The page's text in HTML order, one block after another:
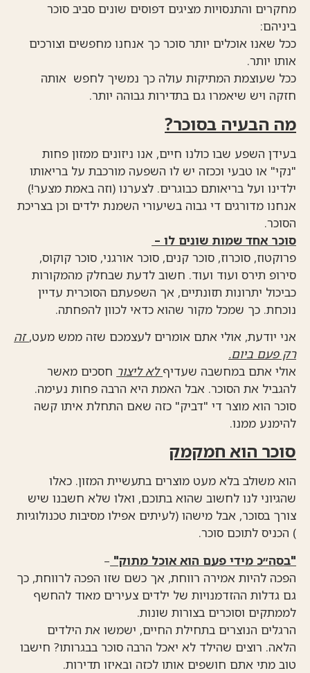
מחקרים והתנסויות מציגים דפוסים שונים סביב סוכר
ביניהם:
ככל שאנו אוכלים יותר סוכר כך אנחנו מחפשים וצורכים
אותו יותר.
ככל שעוצמת המתיקות עולה כך נמשיך לחפש אותה
חזקה ויש שיאמרו גם בתדירות גבוהה יותר.
מה הבעיה בסוכר?
בעידן השפע שבו כולנו חיים, אנו ניזונים ממזון פחות
"נקי" או טבעי וככזה יש לו השפעה מורכבת על בריאותו
ילדינו ועל בריאותם כבוגרים. לצערנו (וזה באמת מצער!)
אנחנו מדורגים די גבוה בשיעורי השמנת ילדים וכן בצריכת
הסוכר.
סוכר אחד שמות שונים לו –
פרוקטוז, סוכרוז, סוכר קנים, סוכר אורגני, סוכר קוקוס,
סירופ תירס ועוד ועוד. חשוב לדעת שבחלק מהמקורות
כביכול יתרונות תזונתיים, אך השפעתם הסוכרית עדיין
נוכחת. כך שמכל מקור שהוא כדאי לכוון להפחתה.
אני יודעת, אולי אתם אומרים לעצמכם שזה ממש מעט,זה
רק פעם ביום.
אולי אתם במחשבה שעדיףלא ליצור חסכים מאשר
להגביל את הסוכר. אבל האמת היא הרבה פחות נעימה.
סוכר הוא מוצר די "דביק" כזה שאם התחלת איתו קשה
להימנע ממנו.
סוכר הוא חמקמק
הוא משולב בלא מעט מוצרים בתעשיית המזון. כאלו
שהגיוני לנו לחשוב שהוא בתוכם, ואלו שלא חשבנו שיש
צורך בסוכר, אבל מישהו (לעיתים אפילו מסיבות טכנולוגיות
) הכניס לתוכם סוכר.
"בסה״כ מידי פעם הוא אוכל מתוק" –
הפכה להיות אמירה רווחת, אך כשם שזו הפכה לרווחת, כך
גם גדלות ההזדמנויות של ילדים צעירים מאוד להחשף
לממתקים וסוכרים בצורות שונות.
הרגלים הנוצרים בתחילת החיים, ישמשו את הילדים
הלאה. רוצים שהילד לא יאכל הרבה סוכר בבגרותו? חישבו
טוב מתי אתם חושפים אותו לכזה ובאיזו תדירות.